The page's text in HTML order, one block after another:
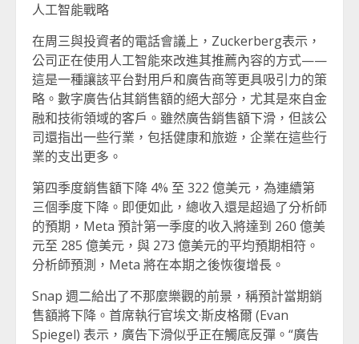
人工智能戰略
在周三與投資者的電話會議上，Zuckerberg表示，
公司正在使用人工智能來改進其推薦內容的方式——
這是一種讓該平台對用戶和廣告商等更具吸引力的策
略。數字廣告佔其銷售額的絕大部分，尤其是來自金
融和技術領域的客戶。雖然廣告銷售額下滑，但該公
司還指出一些行業，包括健康和旅遊，企業在這些行
業的支出更多。
第四季度銷售額下降 4% 至 322 億美元，為連續第
三個季度下降。即便如此，總收入還是超過了分析師
的預期，Meta 預計第一季度的收入將達到 260 億美
元至 285 億美元，與 273 億美元的平均預期相符。
分析師預測，Meta 將在本期之後恢復增長。
Snap 週二給出了不那麼樂觀的前景，稱預計當期銷
售額將下降。首席執行官埃文·斯皮格爾 (Evan
Spiegel) 表示，廣告下滑似乎正在觸底反彈。“廣告